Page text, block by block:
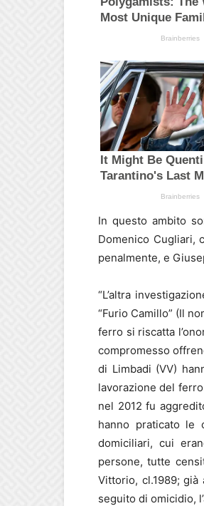
In questo ambito
Domenico Cugliari,
penalmente, e
“L’altra
“Furio Camillo” (Il
ferro si riscatta
compromesso
di Limbadi (VV)
lavorazione del
nel 2012 fu
hanno praticato le
domiciliari, cui
persone, tutte
Vittorio, cl.1989; già
seguito di omicidio,